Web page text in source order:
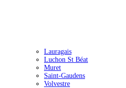
Lauragais
Luchon St Béat
Muret
Saint-Gaudens
Volvestre